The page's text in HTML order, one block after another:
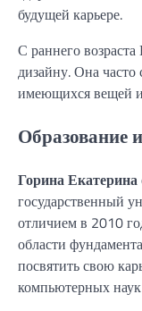
будущей карьере.
С раннего
дизайну. Она часто
имеющихся вещей и
Образование
Горина Екатерина
государственный
отличием в 2010
области
посвятить свою
компьютерных